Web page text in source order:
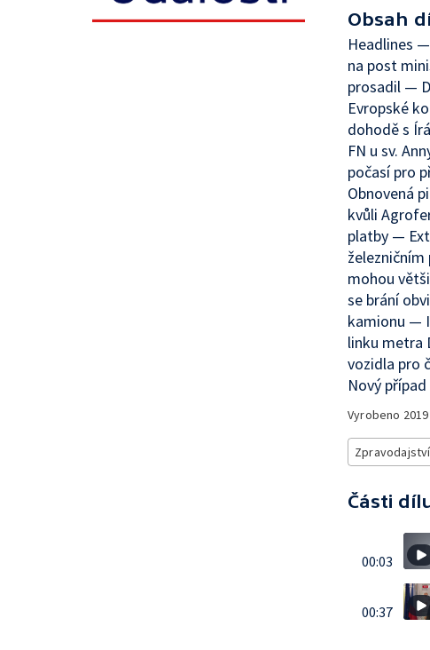
Obsah
Headlines
na post
prosadil —
Evropské
dohodě s
FN u sv.
počasí pro
Obnovená
kvůli
platby —
mohou
se brání
kamionu —
linku metra
vozidla pro
Nový
Vyrobeno 2019
Zpravodajství
Části
00:03
00:37